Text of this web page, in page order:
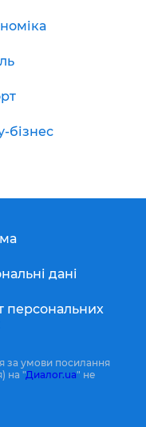
бізнес
дані
персональних
за умови посилання
на "Диалог.ua" не